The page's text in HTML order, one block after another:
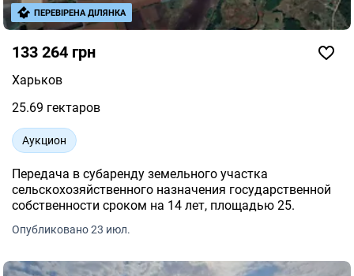
133 264 грн
Харьков
25.69 гектаров
Аукцион
Передача в субаренду земельного участка
сельскохозяйственного назначения государственной
собственности сроком на 14 лет, площадью 25.
Опубликовано 23 июл.
ПЕРЕВІРЕНА ДІЛЯНКА